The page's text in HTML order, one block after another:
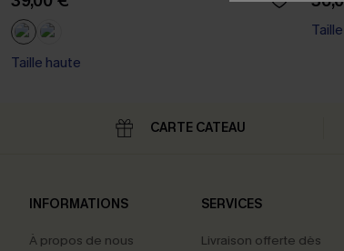
Taille haute
CARTE CATEAU
INFORMATIONS
À propos de nous
SERVICES
Livraison offerte dès